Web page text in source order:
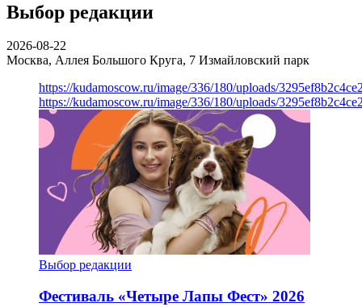
Выбор редакции
2026-08-22
Москва, Аллея Большого Круга, 7 Измайловский парк
https://kudamoscow.ru/image/336/180/uploads/
https://kudamoscow.ru/image/336/180/uploads/
Выбор редакции
Фестиваль «Четыре Лапы Фест» 2026